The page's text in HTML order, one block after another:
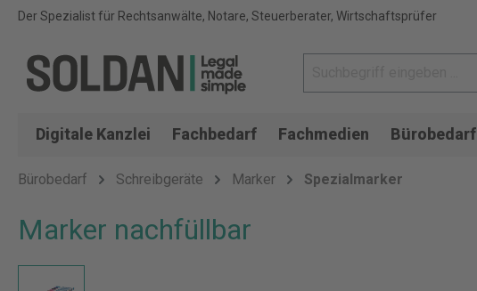
Der Spezialist für Rechtsanwälte, Notare, Steuerberater, Wirtschaftsprüfer
Digitale Kanzlei Fachbedarf Fachmedien Bürobedarf
Bürobedarf Schreibgeräte Marker Spezialmarker
Marker nachfüllbar